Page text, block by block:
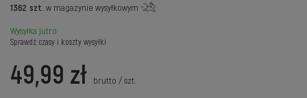
1362 szt. w magazynie wysyłkowym
Wysyłka jutro
Sprawdź czasy i koszty wysyłki
49,99 zł brutto /szt.